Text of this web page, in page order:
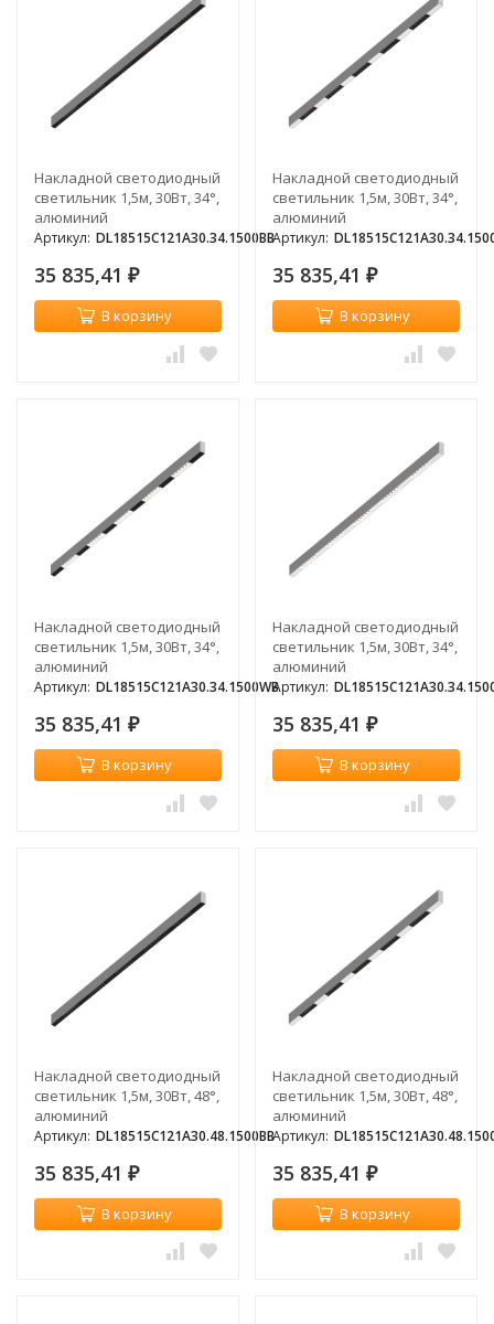
Накладной светодиодный
светильник 1,5м, 30Вт, 34°,
алюминий
Артикул: DL18515C121A30.34.1500BB
35 835,41 ₽
В корзину
Накладной светодиодный
светильник 1,5м, 30Вт, 34°,
алюминий
Артикул:
35 835,41 ₽
В корзину
Накладной светодиодный
светильник 1,5м, 30Вт, 34°,
алюминий
Артикул: DL18515C121A30.34.1500WB
35 835,41 ₽
В корзину
Накладной светодиодный
светильник 1,5м, 30Вт, 34°,
алюминий
Артикул:
35 835,41 ₽
В корзину
Накладной светодиодный
светильник 1,5м, 30Вт, 48°,
алюминий
Артикул: DL18515C121A30.48.1500BB
35 835,41 ₽
В корзину
Накладной светодиодный
светильник 1,5м, 30Вт, 48°,
алюминий
Артикул:
35 835,41 ₽
В корзину